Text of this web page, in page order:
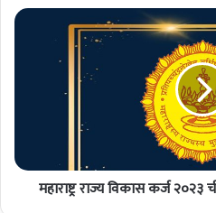
क
चे
म
स
महाराष्ट्र राज्य विकास कर्ज